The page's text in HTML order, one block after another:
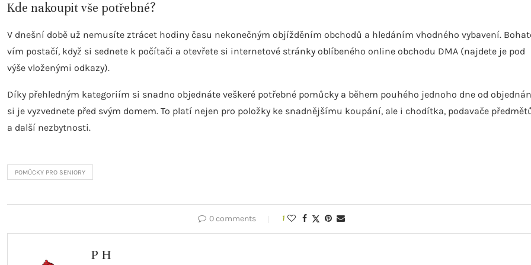
Kde nakoupit vše potřebné?
V dnešní době už nemusíte ztrácet hodiny času nekonečným objížděním obchodů a hledáním vhodného vybavení.
vím postačí, když si sednete k počítači a otevřete si internetové stránky oblíbeného online obchodu DMA (najdete je pod
výše vloženými odkazy).
Díky přehledným kategoriím si snadno objednáte veškeré potřebné pomůcky a během pouhého jednoho dne od
si je vyzvednete před svým domem. To platí nejen pro položky ke snadnějšímu koupání, ale i chodítka, podavače
a další nezbytnosti.
POMŮCKY PRO SENIORY
0 comments 1
P H